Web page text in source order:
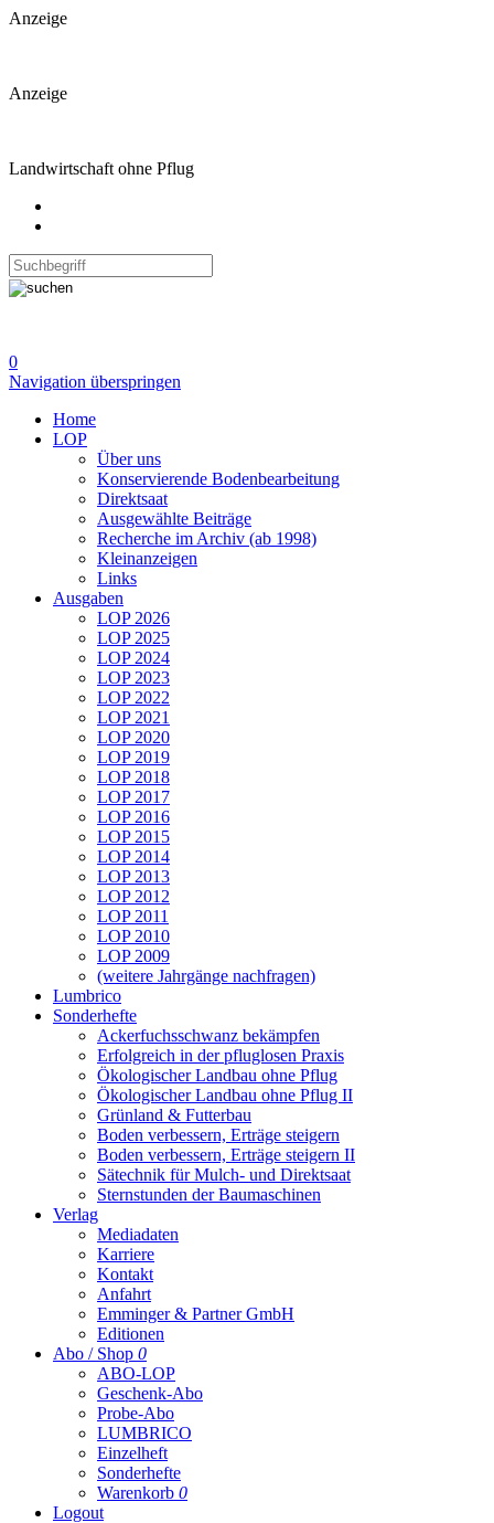
Anzeige
Anzeige
Landwirtschaft ohne Pflug
0
Navigation überspringen
Home
LOP
Über uns
Konservierende Bodenbearbeitung
Direktsaat
Ausgewählte Beiträge
Recherche im Archiv (ab 1998)
Kleinanzeigen
Links
Ausgaben
LOP 2026
LOP 2025
LOP 2024
LOP 2023
LOP 2022
LOP 2021
LOP 2020
LOP 2019
LOP 2018
LOP 2017
LOP 2016
LOP 2015
LOP 2014
LOP 2013
LOP 2012
LOP 2011
LOP 2010
LOP 2009
(weitere Jahrgänge nachfragen)
Lumbrico
Sonderhefte
Ackerfuchsschwanz bekämpfen
Erfolgreich in der pfluglosen Praxis
Ökologischer Landbau ohne Pflug
Ökologischer Landbau ohne Pflug II
Grünland & Futterbau
Boden verbessern, Erträge steigern
Boden verbessern, Erträge steigern II
Sätechnik für Mulch- und Direktsaat
Sternstunden der Baumaschinen
Verlag
Mediadaten
Karriere
Kontakt
Anfahrt
Emminger & Partner GmbH
Editionen
Abo / Shop 0
ABO-LOP
Geschenk-Abo
Probe-Abo
LUMBRICO
Einzelheft
Sonderhefte
Warenkorb 0
Logout